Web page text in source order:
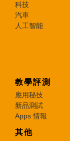
科技
汽車
人工智能
教學評測
應用秘技
新品測試
Apps 情報
其他